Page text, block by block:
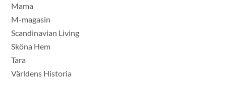
Mama
M-magasin
Scandinavian Living
Sköna Hem
Tara
Världens Historia